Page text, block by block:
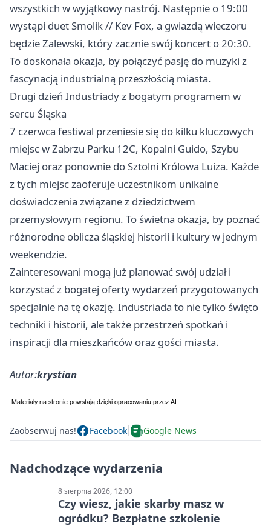
wszystkich w wyjątkowy nastrój. Następnie o 19:00
wystąpi duet Smolik // Kev Fox, a gwiazdą wieczoru
będzie Zalewski, który zacznie swój koncert o 20:30.
To doskonała okazja, by połączyć pasję do muzyki z
fascynacją industrialną przeszłością miasta.
Drugi dzień Industriady z bogatym programem w
sercu Śląska
7 czerwca festiwal przeniesie się do kilku kluczowych
miejsc w Zabrzu Parku 12C, Kopalni Guido, Szybu
Maciej oraz ponownie do Sztolni Królowa Luiza. Każde
z tych miejsc zaoferuje uczestnikom unikalne
doświadczenia związane z dziedzictwem
przemysłowym regionu. To świetna okazja, by poznać
różnorodne oblicza śląskiej historii i kultury w jednym
weekendzie.
Zainteresowani mogą już planować swój udział i
korzystać z bogatej oferty wydarzeń przygotowanych
specjalnie na tę okazję. Industriada to nie tylko święto
techniki i historii, ale także przestrzeń spotkań i
inspiracji dla mieszkańców oraz gości miasta.
Autor:krystian
Zaobserwuj nas! Facebook Google News
Nadchodzące wydarzenia
8 sierpnia 2026, 12:00
Czy wiesz, jakie skarby masz w
ogródku? Bezpłatne szkolenie